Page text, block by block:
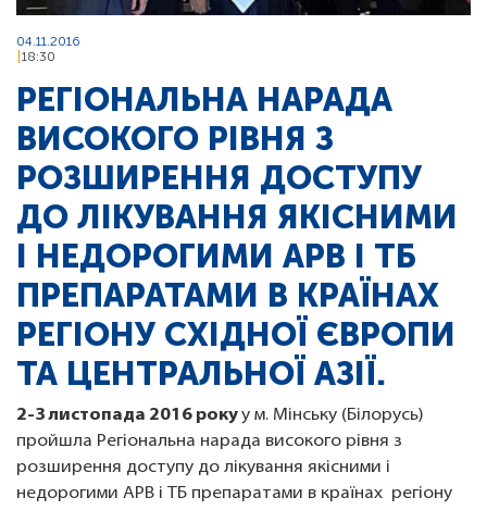
04.11.2016
18:30
РЕГІОНАЛЬНА НАРАДА
ВИСОКОГО РІВНЯ З
РОЗШИРЕННЯ ДОСТУПУ
ДО ЛІКУВАННЯ ЯКІСНИМИ
І НЕДОРОГИМИ АРВ І ТБ
ПРЕПАРАТАМИ В КРАЇНАХ
РЕГІОНУ СХІДНОЇ ЄВРОПИ
ТА ЦЕНТРАЛЬНОЇ АЗІЇ.
2-3 листопада 2016 рокуу м. Мінську (Білорусь)
пройшла Регіональна нарада високого рівня з
розширення доступу до лікування якісними і
недорогими АРВ і ТБ препаратами в країнах регіону